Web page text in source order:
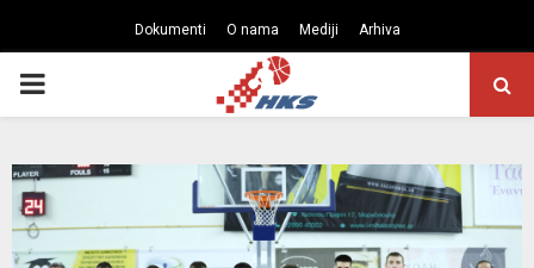
Dokumenti O nama Mediji Arhiva
PRIMARY